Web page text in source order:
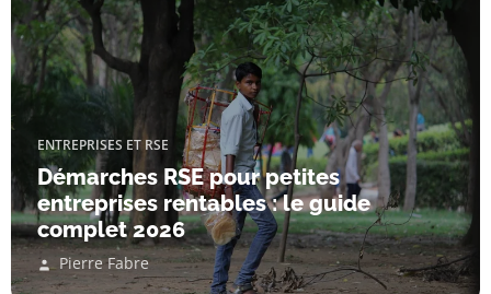
ENTREPRISES ET RSE
Démarches RSE pour petites
entreprises rentables : le guide
complet 2026
Pierre Fabre